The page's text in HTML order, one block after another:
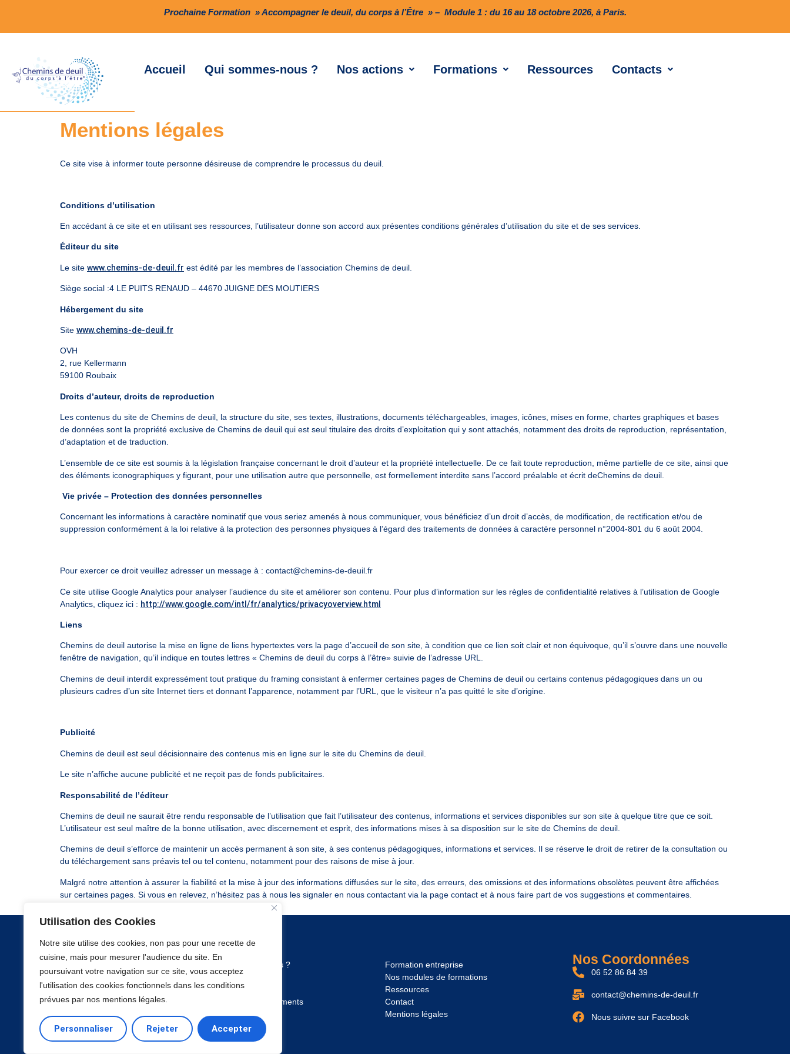
Utilisation des Cookies
Notre site utilise des cookies, non pas pour une recette de
cuisine, mais pour mesurer l'audience du site. En
poursuivant votre navigation sur ce site, vous acceptez
l'utilisation des cookies fonctionnels dans les conditions
prévues par nos mentions légales.
Personnaliser Rejeter Accepter
Prochaine Formation » Accompagner le deuil, du corps à l’Être » – Module 1 : du 16 au 18 octobre 2026, à Paris.
Accueil Qui sommes-nous ? Nos actions Formations Ressources Contacts
Mentions légales
Ce site vise à informer toute personne désireuse de comprendre le processus du deuil.
Conditions d’utilisation
En accédant à ce site et en utilisant ses ressources, l’utilisateur donne son accord aux présentes conditions générales d’utilisation du site et de ses services.
Éditeur du site
Le site www.chemins-de-deuil.fr est édité par les membres de l’association Chemins de deuil.
Siège social :4 LE PUITS RENAUD – 44670 JUIGNE DES MOUTIERS
Hébergement du site
Site www.chemins-de-deuil.fr
OVH
2, rue Kellermann
59100 Roubaix
Droits d’auteur, droits de reproduction
Les contenus du site de Chemins de deuil, la structure du site, ses textes, illustrations, documents téléchargeables, images, icônes, mises en forme, chartes graphiques et bases
de données sont la propriété exclusive de Chemins de deuil qui est seul titulaire des droits d’exploitation qui y sont attachés, notamment des droits de reproduction, représentation,
d’adaptation et de traduction.
L’ensemble de ce site est soumis à la législation française concernant le droit d’auteur et la propriété intellectuelle. De ce fait toute reproduction, même partielle de ce site, ainsi que
des éléments iconographiques y figurant, pour une utilisation autre que personnelle, est formellement interdite sans l’accord préalable et écrit deChemins de deuil.
Vie privée – Protection des données personnelles
Concernant les informations à caractère nominatif que vous seriez amenés à nous communiquer, vous bénéficiez d’un droit d’accès, de modification, de rectification et/ou de
suppression conformément à la loi relative à la protection des personnes physiques à l’égard des traitements de données à caractère personnel n°2004-801 du 6 août 2004.
Pour exercer ce droit veuillez adresser un message à : contact@chemins-de-deuil.fr
Ce site utilise Google Analytics pour analyser l’audience du site et améliorer son contenu. Pour plus d’information sur les règles de confidentialité relatives à l’utilisation de Google
Analytics, cliquez ici : http://www.google.com/intl/fr/analytics/privacyoverview.html
Liens
Chemins de deuil autorise la mise en ligne de liens hypertextes vers la page d’accueil de son site, à condition que ce lien soit clair et non équivoque, qu’il s’ouvre dans une nouvelle
fenêtre de navigation, qu’il indique en toutes lettres « Chemins de deuil du corps à l’être» suivie de l’adresse URL.
Chemins de deuil interdit expressément tout pratique du framing consistant à enfermer certaines pages de Chemins de deuil ou certains contenus pédagogiques dans un ou
plusieurs cadres d’un site Internet tiers et donnant l’apparence, notamment par l’URL, que le visiteur n’a pas quitté le site d’origine.
Publicité
Chemins de deuil est seul décisionnaire des contenus mis en ligne sur le site du Chemins de deuil.
Le site n’affiche aucune publicité et ne reçoit pas de fonds publicitaires.
Responsabilité de l’éditeur
Chemins de deuil ne saurait être rendu responsable de l’utilisation que fait l’utilisateur des contenus, informations et services disponibles sur son site à quelque titre que ce soit.
L’utilisateur est seul maître de la bonne utilisation, avec discernement et esprit, des informations mises à sa disposition sur le site de Chemins de deuil.
Chemins de deuil s’efforce de maintenir un accès permanent à son site, à ses contenus pédagogiques, informations et services. Il se réserve le droit de retirer de la consultation ou
du téléchargement sans préavis tel ou tel contenu, notamment pour des raisons de mise à jour.
Malgré notre attention à assurer la fiabilité et la mise à jour des informations diffusées sur le site, des erreurs, des omissions et des informations obsolètes peuvent être affichées
sur certaines pages. Si vous en relevez, n’hésitez pas à nous les signaler en nous contactant via la page contact et à nous faire part de vos suggestions et commentaires.
Fruit de plus de 20 ans d’expérience et de
réflexions, notre vocation est de contribuer
à faire de toute perte, une opportunité de
croissance.
Formation - Formulaire
d'inscription
Qui sommes-nous ?
Café deuil
Conférences
Nos accompagnements
Formation entreprise
Nos modules de formations
Ressources
Contact
Mentions légales
Nos Coordonnées
06 52 86 84 39
contact@chemins-de-deuil.fr
Nous suivre sur Facebook